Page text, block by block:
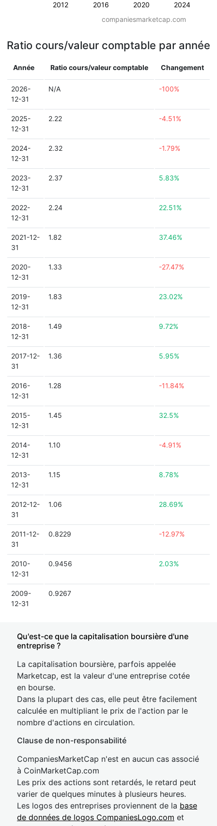
2012 2016 2020 2024
companiesmarketcap.com
Ratio cours/valeur comptable par année
Année Ratio cours/valeur comptable Changement
2026-
12-31
N/A -100%
2025-
12-31
2.22 -4.51%
2024-
12-31
2.32 -1.79%
2023-
12-31
2.37 5.83%
2022-
12-31
2.24 22.51%
2021-12-
31
1.82 37.46%
2020-
12-31
1.33 -27.47%
2019-
12-31
1.83 23.02%
2018-
12-31
1.49 9.72%
2017-12-
31
1.36 5.95%
2016-
12-31
1.28 -11.84%
2015-
12-31
1.45 32.5%
2014-
12-31
1.10 -4.91%
2013-
12-31
1.15 8.78%
2012-12-
31
1.06 28.69%
2011-12-
31
0.8229 -12.97%
2010-
12-31
0.9456 2.03%
2009-
12-31
0.9267
Qu'est-ce que la capitalisation boursière d'une
entreprise ?
La capitalisation boursière, parfois appelée
Marketcap, est la valeur d'une entreprise cotée
en bourse.
Dans la plupart des cas, elle peut être facilement
calculée en multipliant le prix de l'action par le
nombre d'actions en circulation.
Clause de non-responsabilité
CompaniesMarketCap n'est en aucun cas associé
à CoinMarketCap.com
Les prix des actions sont retardés, le retard peut
varier de quelques minutes à plusieurs heures.
Les logos des entreprises proviennent de la base
de données de logos CompaniesLogo.com et